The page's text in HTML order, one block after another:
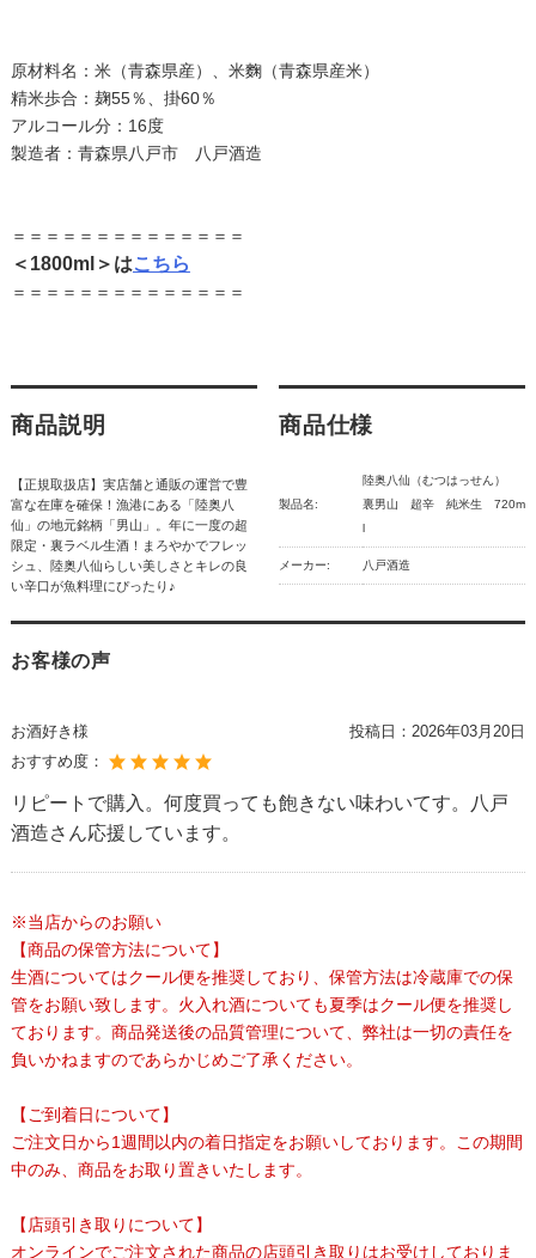
原材料名：米（青森県産）、米麴（青森県産米）
精米歩合：麹55％、掛60％
アルコール分：16度
製造者：青森県八戸市 八戸酒造
＝＝＝＝＝＝＝＝＝＝＝＝＝＝
＜1800ml＞はこちら
＝＝＝＝＝＝＝＝＝＝＝＝＝＝
商品説明
【正規取扱店】実店舗と通販の運営で豊
富な在庫を確保！漁港にある「陸奥八
仙」の地元銘柄「男山」。年に一度の超
限定・裏ラベル生酒！まろやかでフレッ
シュ、陸奥八仙らしい美しさとキレの良
い辛口が魚料理にぴったり♪
商品仕様
製品名:
陸奥八仙（むつはっせん）
裏男山 超辛 純米生 720m
l
メーカー: 八戸酒造
お客様の声
お酒好き様 投稿日： 2026年03月20日
おすすめ度：
リピートで購入。何度買っても飽きない味わいてす。八戸
酒造さん応援しています。
※当店からのお願い
【商品の保管方法について】
生酒についてはクール便を推奨しており、保管方法は冷蔵庫での保
管をお願い致します。火入れ酒についても夏季はクール便を推奨し
ております。商品発送後の品質管理について、弊社は一切の責任を
負いかねますのであらかじめご了承ください。
【ご到着日について】
ご注文日から1週間以内の着日指定をお願いしております。この期間
中のみ、商品をお取り置きいたします。
【店頭引き取りについて】
オンラインでご注文された商品の店頭引き取りはお受けしておりま